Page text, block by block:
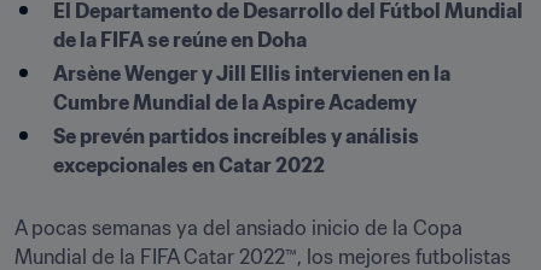
El Departamento de Desarrollo del Fútbol Mundial
de la FIFA se reúne en Doha
Arsène Wenger y Jill Ellis intervienen en la
Cumbre Mundial de la Aspire Academy
Se prevén partidos increíbles y análisis
excepcionales en Catar 2022
A pocas semanas ya del ansiado inicio de la Copa
Mundial de la FIFA Catar 2022™, los mejores futbolistas